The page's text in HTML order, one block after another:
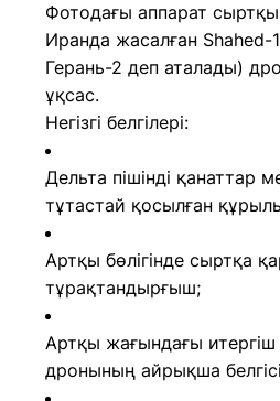
Фотодағы аппарат сыртқы
Иранда жасалған Shahed-
Герань-2 деп аталады)
ұқсас.
Негізгі белгілері:
Дельта пішінді қанаттар
тұтастай қосылған
Артқы бөлігінде сыртқа
тұрақтандырғыш;
Артқы жағындағы итергіш
дронының айрықша